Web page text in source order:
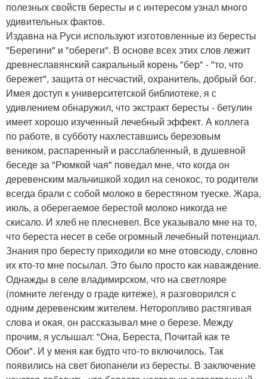
полезных свойств бересты и с интересом узнал много
удивительных фактов.
Издавна на Руси используют изготовленные из бересты
"Берегини" и "обереги". В основе всех этих слов лежит
древнеславянский сакральный корень "бер" - "то, что
бережет", защита от несчастий, охранитель, добрый бог.
Имея доступ к университетской библиотеке, я с
удивлением обнаружил, что экстракт бересты - бетулин
имеет хорошо изученный лечебный эффект. А коллега
по работе, в субботу нахлеставшись березовым
веником, распаренный и расслабленный, в душевной
беседе за "Рюмкой чая" поведал мне, что когда он
деревенским мальчишкой ходил на сенокос, то родители
всегда брали с собой молоко в берестяном туеске. Жара,
июль, а оберегаемое берестой молоко никогда не
скисало. И хлеб не плесневел. Все указывало мне на то,
что береста несет в себе огромный лечебный потенциал.
Знания про бересту приходили ко мне отовсюду, словно
их кто-то мне посылал. Это было просто как наваждение.
Однажды в селе владимирском, что на светлояре
(помните легенду о граде китеже), я разговорился с
одним деревенским жителем. Неторопливо растягивая
слова и окая, он рассказывал мне о березе. Между
прочим, я услышал: "Она, Береста, Почитай как те
Обои". И у меня как будто что-то включилось. Так
появились на свет биопанели из бересты. В заключение